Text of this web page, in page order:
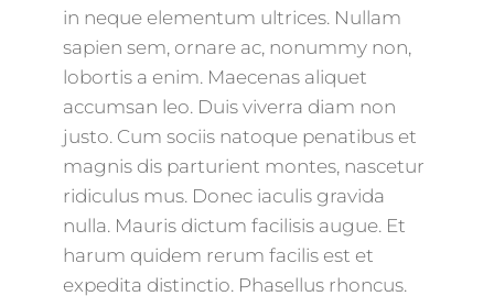
in neque elementum ultrices. Nullam
sapien sem, ornare ac, nonummy non,
lobortis a enim. Maecenas aliquet
accumsan leo. Duis viverra diam non
justo. Cum sociis natoque penatibus et
magnis dis parturient montes, nascetur
ridiculus mus. Donec iaculis gravida
nulla. Mauris dictum facilisis augue. Et
harum quidem rerum facilis est et
expedita distinctio. Phasellus rhoncus.